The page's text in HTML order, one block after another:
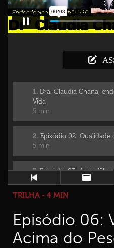
1. Dra. Claudia Chana,
Vida
5 min
2. Episódio 02: Qualidade
5 min
3.Episódio 03:
Vida
4.Episódio 04: Trabalho e
7 min
TRILHA - 4 MIN
Episódio 06:
Acima do